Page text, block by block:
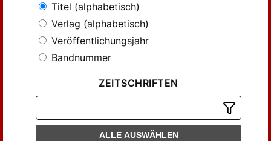
Titel (alphabetisch)
Verlag (alphabetisch)
Veröffentlichungsjahr
Bandnummer
ZEITSCHRIFTEN
ALLE AUSWÄHLEN